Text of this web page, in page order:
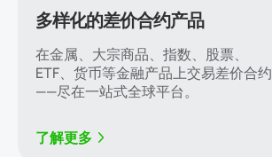
多样化的差价合约产品
在金属、大宗商品、指数、股票、
ETF、货币等金融产品上交易差价合约
——尽在一站式全球平台。
了解更多